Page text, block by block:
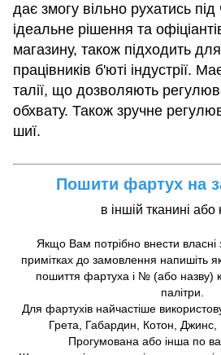
дає змогу вільно рухатись
ідеальне рішення та
магазину, також підходить
працівників б'юті індустрії.
талії, що дозволяють
обхвату. Також зручне
шиї.
Пошити фартух на
в іншій тканині або
Якщо Вам потрібно внести
примітках до замовлення напишіть
пошиття фартуха і № (або назву)
палітри.
Для фартухів найчастіше
Грета, Габардин, Котон,
Прогумована або інша по